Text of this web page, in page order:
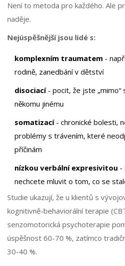
Není to metoda pro každého. Ale
naděje.
Nejúspěšnější jsou lidé s:
komplexním traumatem -
rodině, zanedbání v dětství
disociací- pocit, že jste „mimo“
někomu jinému
somatizací- chronické bolesti,
problémy s trávením, které
příčinám
nízkou verbální expresivitou -
nechcete mluvit o tom, co se
Studie ukazují, že u klientů s
kognitivně-behaviorální terapie
senzomotorická psychoterapie
úspěšnost 60-70 %, zatímco
30-40 %.